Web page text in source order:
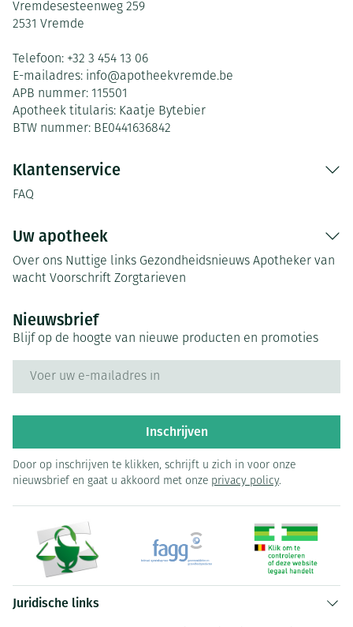
Vremdesesteenweg 259
2531 Vremde
Telefoon: +32 3 454 13 06
E-mailadres: info@apotheekvremde.be
APB nummer: 115501
Apotheek titularis: Kaatje Bytebier
BTW nummer: BE0441636842
Klantenservice
FAQ
Uw apotheek
Over ons Nuttige links Gezondheidsnieuws Apotheker van
wacht Voorschrift Zorgtarieven
Nieuwsbrief
Blijf op de hoogte van nieuwe producten en promoties
Inschrijven
Door op inschrijven te klikken, schrijft u zich in voor onze
nieuwsbrief en gaat u akkoord met onze privacy policy.
Juridische links